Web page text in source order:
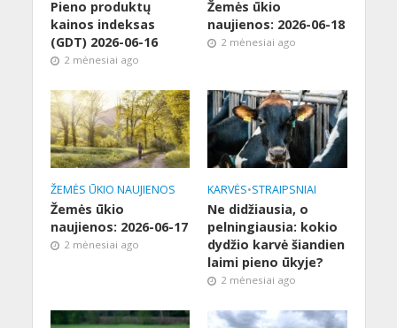
Pieno produktų
kainos indeksas
(GDT) 2026-06-16
2 mėnesiai ago
Žemės ūkio
naujienos: 2026-06-18
2 mėnesiai ago
ŽEMĖS ŪKIO NAUJIENOS
Žemės ūkio
naujienos: 2026-06-17
2 mėnesiai ago
KARVĖS•STRAIPSNIAI
Ne didžiausia, o
pelningiausia: kokio
dydžio karvė šiandien
laimi pieno ūkyje?
2 mėnesiai ago